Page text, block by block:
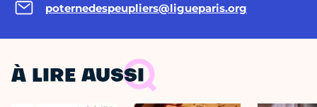
poternedespeupliers@ligueparis.org
À LIRE AUSSI